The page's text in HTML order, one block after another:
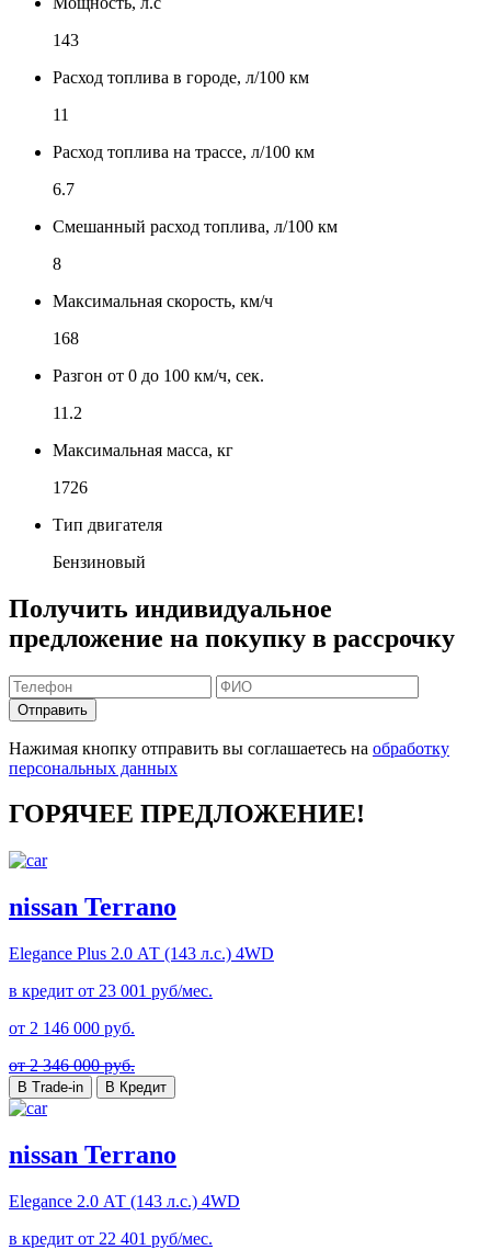
143
Расход топлива в городе, л/100 км
11
Расход топлива на трассе, л/100 км
6.7
Смешанный расход топлива, л/100 км
8
Максимальная скорость, км/ч
168
Разгон от 0 до 100 км/ч, сек.
11.2
Максимальная масса, кг
1726
Тип двигателя
Бензиновый
Получить индивидуальное
предложение на покупку в рассрочку
Отправить
Нажимая кнопку отправить вы соглашаетесь на обработку
персональных данных
ГОРЯЧЕЕ ПРЕДЛОЖЕНИЕ!
nissan Terrano
Elegance Plus 2.0 АТ (143 л.с.) 4WD
в кредит от 23 001 руб/мес.
от 2 146 000 руб.
от 2 346 000 руб.
В Trade-in В Кредит
nissan Terrano
Elegance 2.0 АТ (143 л.с.) 4WD
в кредит от 22 401 руб/мес.